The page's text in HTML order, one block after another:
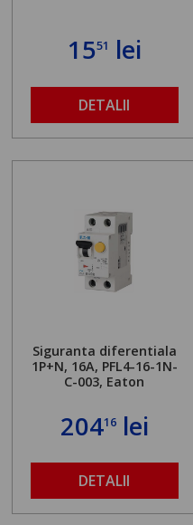
1551 lei
DETALII
Siguranta diferentiala
1P+N, 16A, PFL4-16-1N-
C-003, Eaton
20416lei
DETALII